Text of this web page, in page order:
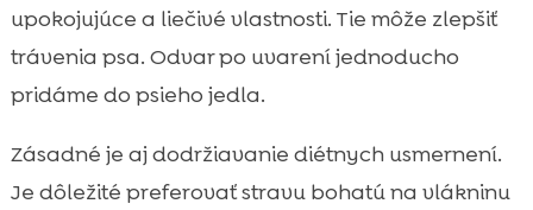
upokojujúce a liečivé vlastnosti. Tie môže zlepšiť
trávenia psa. Odvar po uvarení jednoducho
pridáme do psieho jedla.
Zásadné je aj dodržiavanie diétnych usmernení.
Je dôležité preferovať stravu bohatú na vlákninu